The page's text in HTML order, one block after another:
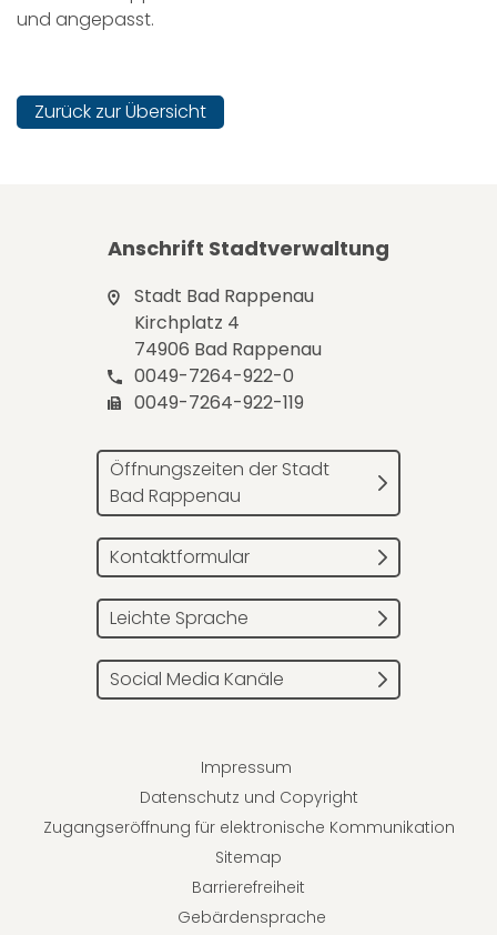
und angepasst.
Zurück zur Übersicht
Anschrift Stadtverwaltung
Stadt Bad Rappenau
Kirchplatz 4
74906 Bad Rappenau
0049-7264-922-0
0049-7264-922-119
Öffnungszeiten der Stadt
Bad Rappenau
Kontaktformular
Leichte Sprache
Social Media Kanäle
Impressum
Datenschutz und Copyright
Zugangseröffnung für elektronische Kommunikation
Sitemap
Barrierefreiheit
Gebärdensprache